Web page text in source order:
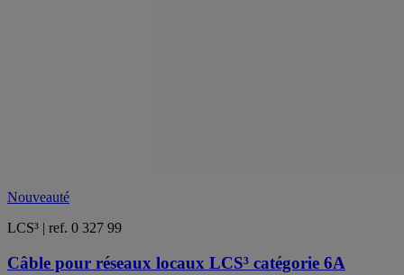
Nouveauté
LCS³ | ref. 0 327 99
Câble pour réseaux locaux LCS³ catégorie 6A